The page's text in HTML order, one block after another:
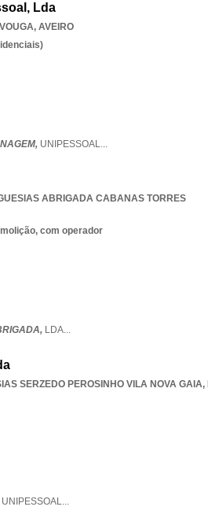
Lda
, AVEIRO
UNIPESSOAL...
ABRIGADA CABANAS TORRES
com operador
LDA...
SERZEDO PEROSINHO VILA NOVA GAIA,
UNIPESSOAL...